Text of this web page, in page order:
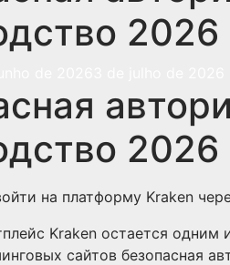
2026
2026
на платформу Kraken
Kraken остается
сайтов безопасная